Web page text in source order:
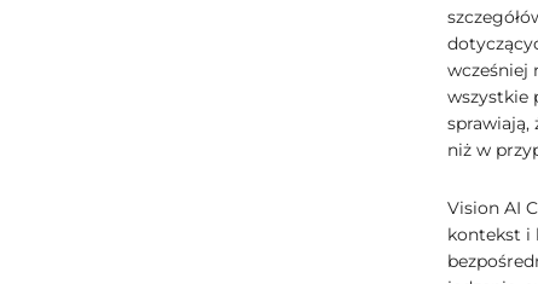
wcześniej
wszystkie
sprawiają,
niż w
Vision AI
kontekst i